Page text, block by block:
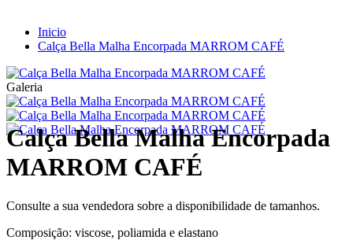
Inicio
Calça Bella Malha Encorpada MARROM CAFÉ
Galeria
Calça Bella Malha Encorpada
MARROM CAFÉ
Consulte a sua vendedora sobre a disponibilidade de tamanhos.
Composição: viscose, poliamida e elastano